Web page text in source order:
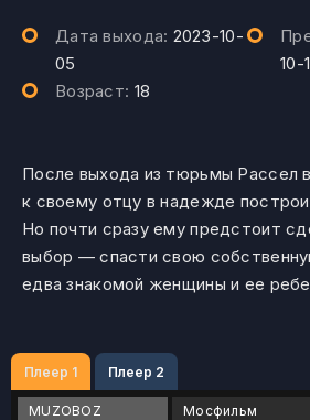
Дата выхода: 2023-10-
05
10-
Возраст: 18
После выхода из тюрьмы Рассел
к своему отцу в надежде
Но почти сразу ему предстоит
выбор — спасти свою
едва знакомой женщины и ее
Плеер 1 Плеер 2
MUZOBOZ Мосфильм